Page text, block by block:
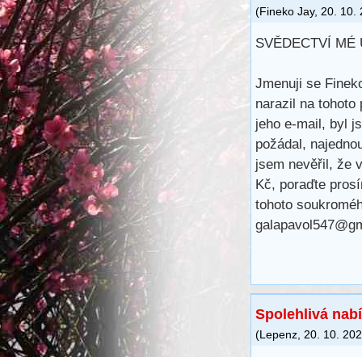
(Fineko Jay, 20. 10.
SVĚDECTVÍ MÉ
Jmenuji se
narazil na
jeho e-mail, byl
požádal,
jsem nevěřil, že
Kč, poraďte
tohoto
Spolehlivá
(Lepenz, 20. 10.